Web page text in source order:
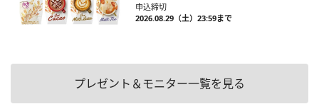
申込締切
2026.08.29（土）23:59まで
プレゼント＆モニター一覧を見る